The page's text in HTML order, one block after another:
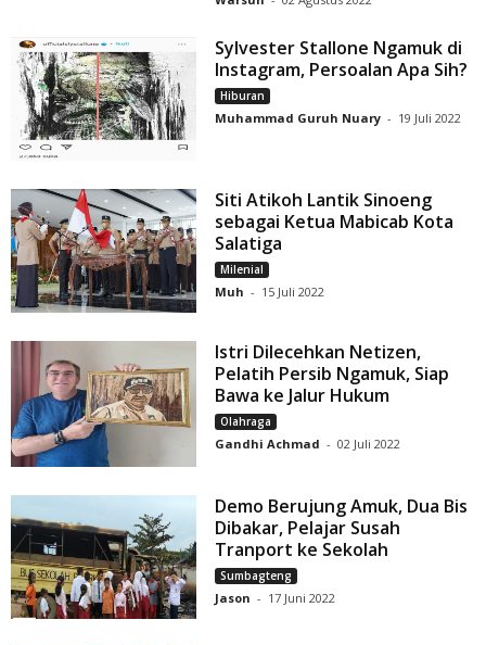
Sylvester Stallone Ngamuk di
Instagram, Persoalan Apa Sih?
Hiburan
Muhammad Guruh Nuary - 19 Juli 2022
Siti Atikoh Lantik Sinoeng
sebagai Ketua Mabicab Kota
Salatiga
Milenial
Muh - 15 Juli 2022
Istri Dilecehkan Netizen,
Pelatih Persib Ngamuk, Siap
Bawa ke Jalur Hukum
Olahraga
Gandhi Achmad - 02 Juli 2022
Demo Berujung Amuk, Dua Bis
Dibakar, Pelajar Susah
Tranport ke Sekolah
Sumbagteng
Jason - 17 Juni 2022